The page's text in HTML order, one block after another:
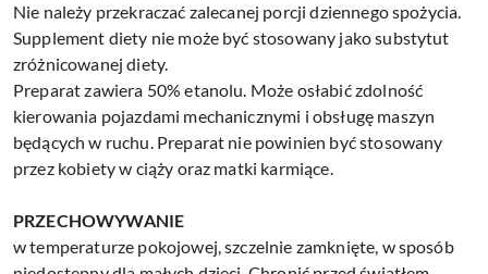
Nie należy przekraczać zalecanej porcji dziennego spożycia.
Supplement diety nie może być stosowany jako substytut
zróżnicowanej diety.
Preparat zawiera 50% etanolu. Może osłabić zdolność
kierowania pojazdami mechanicznymi i obsługę maszyn
będących w ruchu. Preparat nie powinien być stosowany
przez kobiety w ciąży oraz matki karmiące.
PRZECHOWYWANIE
w temperaturze pokojowej, szczelnie zamknięte, w sposób